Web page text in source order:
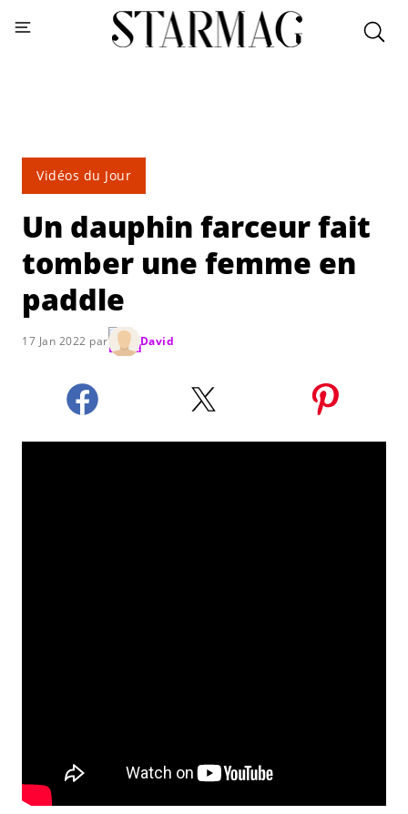
Vidéos du Jour
Un dauphin farceur fait
tomber une femme en
paddle
17 Jan 2022 par David